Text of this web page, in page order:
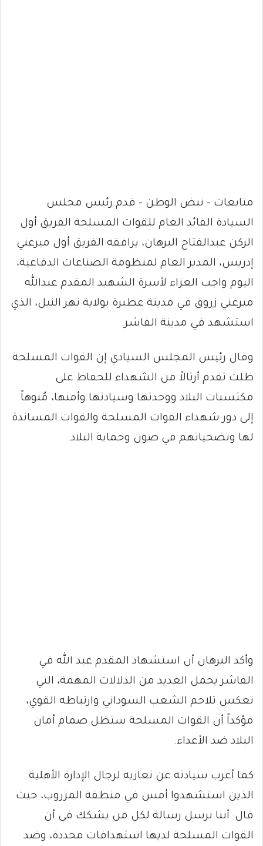
متابعات – نبض الوطن – قدم رئيس مجلس
السيادة القائد العام للقوات المسلحة الفريق أول
الركن عبدالفتاح البرهان، يرافقه الفريق أول ميرغني
إدريس، المدير العام لمنظومة الصناعات الدفاعية،
اليوم واجب العزاء لأسرة الشهيد المقدم عبدالله
ميرغني زروق في مدينة عطبرة بولاية نهر النيل، الذي
استشهد في مدينة الفاشر.
وقال رئيس المجلس السيادي إن القوات المسلحة
ظلت تقدم أرتالاً من الشهداء للحفاظ على
مكتسبات البلاد ووحدتها وسيادتها وأمنها، مُنوهاً
إلى دور شهداء القوات المسلحة والقوات المساندة
لها وتضحياتهم في صون وحماية البلاد.
وأكد البرهان أن استشهاد المقدم عبد الله في
الفاشر يحمل العديد من الدلالات المهمة، التي
تعكس تلاحم الشعب السوداني وارتباطه القوي،
مؤكداً أن القوات المسلحة ستظل صمام أمان
البلاد ضد الأعداء.
كما أعرب سيادته عن تعازيه لرجال الإدارة الأهلية
الذين استشهدوا أمس في منطقة المزروب، حيث
قال: أننا نرسل رسالة لكل من يشكك في أن
القوات المسلحة لديها استهدافات محددة، وضد